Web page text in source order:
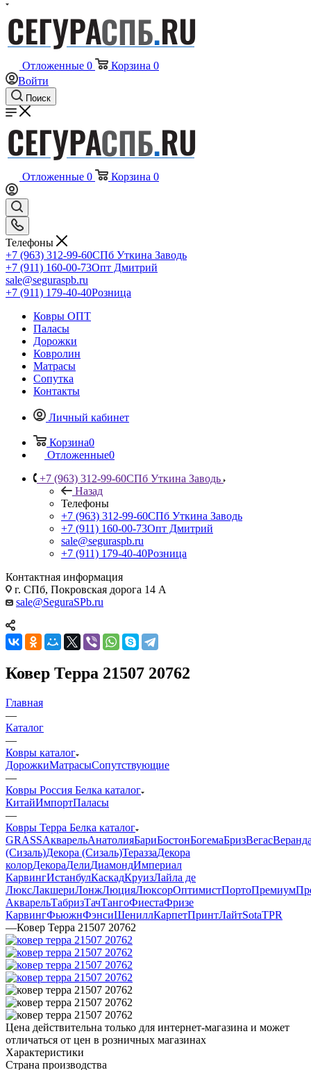
Отложенные 0 Корзина 0
Войти
Поиск
Отложенные 0 Корзина 0
Телефоны
+7 (963) 312-99-60СПб Уткина Заводь
+7 (911) 160-00-73Опт Дмитрий
sale@seguraspb.ru
+7 (911) 179-40-40Розница
Ковры ОПТ
Паласы
Дорожки
Ковролин
Матрасы
Сопутка
Контакты
Личный кабинет
Корзина0
Отложенные0
+7 (963) 312-99-60СПб Уткина Заводь
Назад
Телефоны
+7 (963) 312-99-60СПб Уткина Заводь
+7 (911) 160-00-73Опт Дмитрий
sale@seguraspb.ru
+7 (911) 179-40-40Розница
Контактная информация
г. СПб, Покровская дорога 14 А
sale@SeguraSPb.ru
Ковер Терра 21507 20762
Главная
—
Каталог
—
Ковры каталог
ДорожкиМатрасыСопутствующие
—
Ковры Россия Белка каталог
КитайИмпортПаласы
—
Ковры Терра Белка каталог
GRASSАкварельАнатолияБариБостонБогемаБризВегас
(Сизаль)Декора (Сизаль)ТераззаДекора
колорДекораДелиДиамондИмпериал
КарвингИстанбулКаскадКруизЛайла де
ЛюксЛакшериЛонжЛюцияЛюксорОптимистПортоПремиум
АкварельТабризТачТангоФиестаФризе
КарвингФьюжнФэнсиШениллКарпетПринтЛайтSotaTPR
—Ковер Терра 21507 20762
Цена действительна только для интернет-магазина и может
отличаться от цен в розничных магазинах
Характеристики
Страна производства